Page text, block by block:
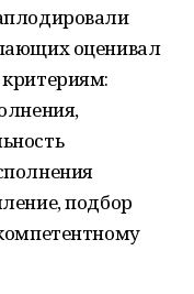
оценивал
подбор